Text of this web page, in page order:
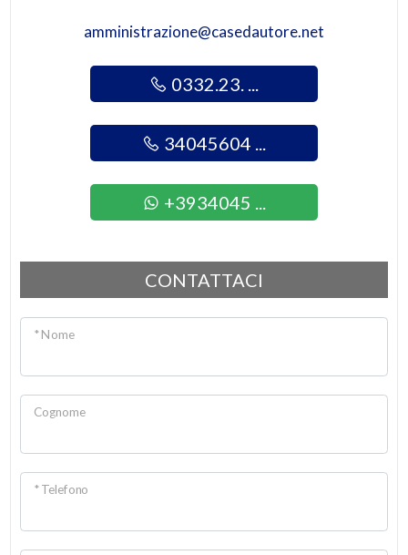
amministrazione@casedautore.net
0332.23. ...
34045604 ...
+3934045 ...
CONTATTACI
* Nome
Cognome
* Telefono
Posto auto/Box
Balcone/Terrazzo
Nuova costruzione
Lusso